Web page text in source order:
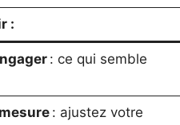
:
: ce qui semble
: ajustez votre